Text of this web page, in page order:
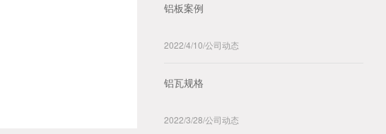
铝板案例
2022/4/10/公司动态
铝瓦规格
2022/3/28/公司动态